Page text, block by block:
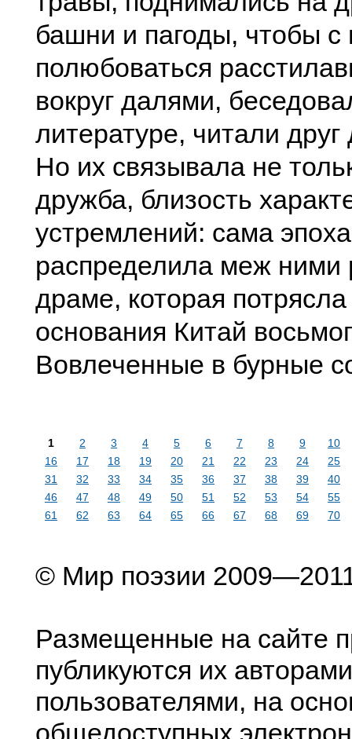
башни и пагоды, чтобы с
полюбоваться
вокруг далями,
литературе, читали друг
Но их связывала не
дружба, близость
устремлений: сама
распределила меж ними
драме, которая
основания Китай
Вовлеченные в бурные
1 2 3 4 5 6 7 8 9
10
16
17 18 19 20 21 22 23 24
25
31
32 33 34 35 36 37 38 39
40
46
47 48 49 50 51 52 53 54
55
61
62 63 64 65 66 67 68 69 70
© Мир поэзии
Размещенные на сайте
публикуются их
пользователями, на
общедоступных